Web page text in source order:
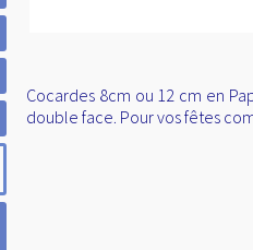
Cocardes 8cm ou 12 cm en
double face. Pour vos fêtes